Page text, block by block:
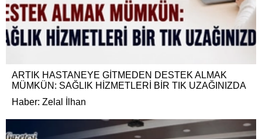
ARTIK HASTANEYE GİTMEDEN DESTEK ALMAK
MÜMKÜN: SAĞLIK HİZMETLERİ BİR TIK UZAĞINIZDA
Haber: Zelal İlhan